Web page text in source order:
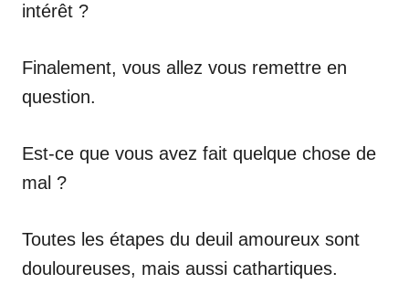
intérêt ?
Finalement, vous allez vous remettre en
question.
Est-ce que vous avez fait quelque chose de
mal ?
Toutes les étapes du deuil amoureux sont
douloureuses, mais aussi cathartiques.